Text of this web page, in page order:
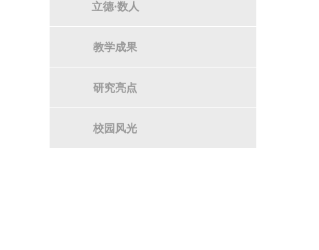
立德·数人
教学成果
研究亮点
校园风光